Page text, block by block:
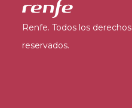
Renfe. Todos los derechos
reservados.